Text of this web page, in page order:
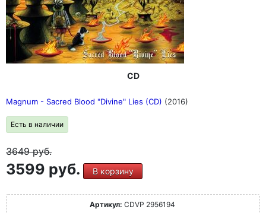
CD
Magnum - Sacred Blood "Divine" Lies (CD) (2016)
Есть в наличии
3649руб.
3599 руб. В корзину
Артикул: CDVP 2956194